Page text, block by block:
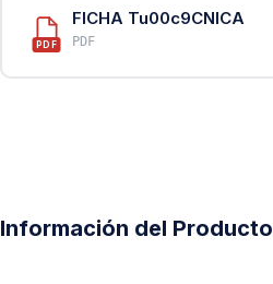
PDF
FICHA Tu00c9CNICA
PDF
Información del Producto